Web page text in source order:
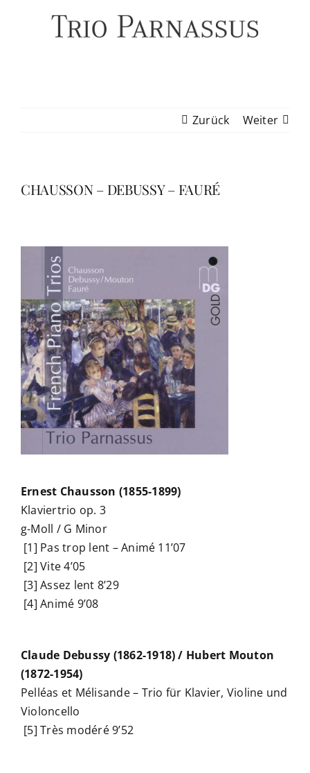
Zurück Weiter
CHAUSSON – DEBUSSY – FAURÉ
Ernest Chausson (1855-1899)
Klaviertrio op. 3
g-Moll / G Minor
[1] Pas trop lent – Animé 11’07
[2] Vite 4’05
[3] Assez lent 8’29
[4] Animé 9’08
Claude Debussy (1862-1918) / Hubert Mouton
(1872-1954)
Pelléas et Mélisande – Trio für Klavier, Violine und
Violoncello
[5] Très modéré 9’52